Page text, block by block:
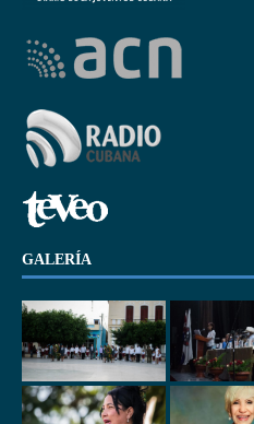
GALERÍA